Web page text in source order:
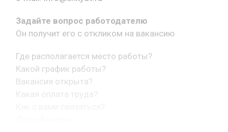
Задайте вопрос работодателю
Он получит его с откликом на вакансию
Где располагается место работы?
Какой график работы?
Вакансия открыта?
Какая оплата труда?